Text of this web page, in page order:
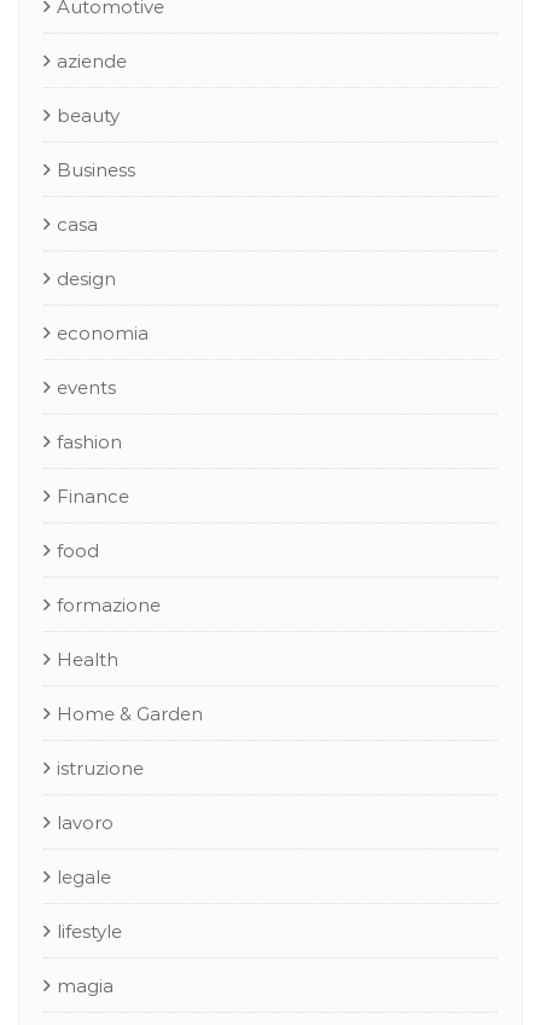
Automotive
aziende
beauty
Business
casa
design
economia
events
fashion
Finance
food
formazione
Health
Home & Garden
istruzione
lavoro
legale
lifestyle
magia